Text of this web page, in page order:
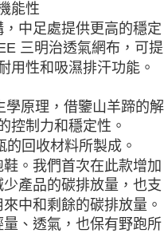
能性
中足處提供更高的穩定
三明治透氣網布，可提
用性和吸濕排汗功能。
學原理，借鑒山羊蹄的解
控制力和穩定性。
的回收材料所製成。
。我們首次在此款增加
產品的碳排放量，也支
中和剩餘的碳排放量。
、透氣，也保有野跑所